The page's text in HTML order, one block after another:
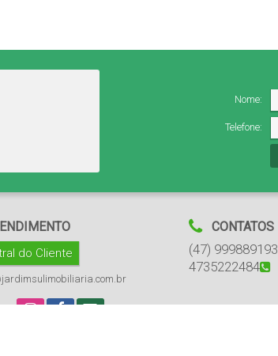
Nome:
Telefone:
do Cliente
CONTATOS
(47) 999889193
4735222484